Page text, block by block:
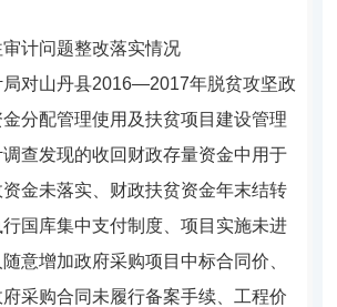
审计问题整改落实情况
局对山丹县2016—2017年脱贫攻坚政
分配管理使用及扶贫项目建设管理
查发现的收回财政存量资金中用于
金未落实、财政扶贫资金年末结转
国库集中支付制度、项目实施未进
意增加政府采购项目中标合同价、
采购合同未履行备案手续、工程价